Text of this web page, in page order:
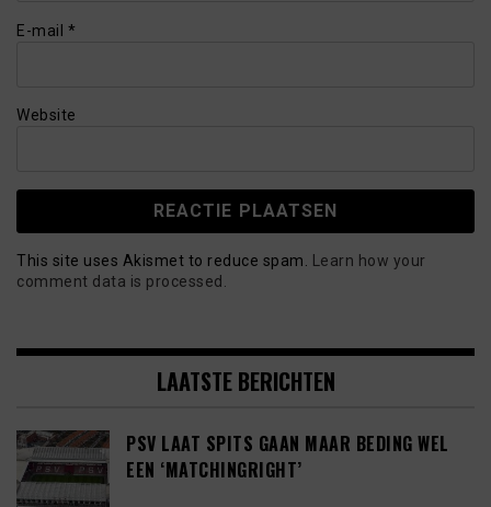
E-mail *
Website
This site uses Akismet to reduce spam.
Learn how your
comment data is processed.
LAATSTE BERICHTEN
PSV LAAT SPITS GAAN MAAR BEDING WEL
EEN ‘MATCHINGRIGHT’